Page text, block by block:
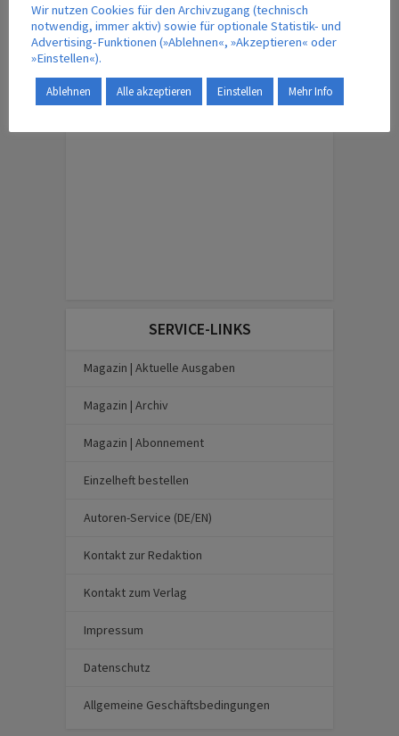
IM VERLAG ERSCHEINT AUCH …
ENGLISH EDITION
SERVICE-LINKS
Magazin | Aktuelle Ausgaben
Magazin | Archiv
Magazin | Abonnement
Einzelheft bestellen
Autoren-Service (DE/EN)
Kontakt zur Redaktion
Kontakt zum Verlag
Impressum
Datenschutz
Allgemeine Geschäftsbedingungen
Wir nutzen Cookies für den Archivzugang (technisch
notwendig, immer aktiv) sowie für optionale Statistik- und
Advertising-Funktionen (»Ablehnen«, »Akzeptieren« oder
»Einstellen«).
Ablehnen Alle akzeptieren Einstellen Mehr Info